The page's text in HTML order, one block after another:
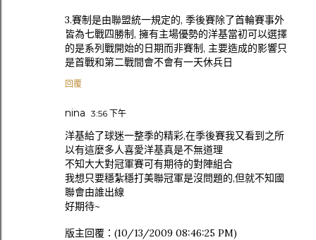
3.賽制是由聯盟統一規定的, 季後賽除了首輪賽事外
皆為七戰四勝制, 擁有主場優勢的洋基當初可以選擇
的是系列戰開始的日期而非賽制, 主要造成的影響只
是首戰和第二戰間會不會有一天休兵日
回覆
nina 3:56 下午
洋基給了球迷一整季的精彩,在季後賽我又看到之所
以有這麼多人喜愛洋基真是不無道理
不知大大對冠軍賽可有期待的對陣組合
我想只要穩紮穩打美聯冠軍是沒問題的,但就不知國
聯會由誰出線
好期待~
版主回覆：(10/13/2009 08:46:25 PM)